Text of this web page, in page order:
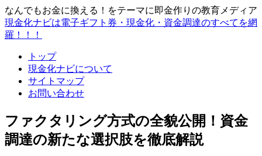
なんでもお金に換える！をテーマに即金作りの教育メディア
現金化ナビは電子ギフト券・現金化・資金調達のすべてを網
羅！！！
トップ
現金化ナビについて
サイトマップ
お問い合わせ
ファクタリング方式の全貌公開！資金
調達の新たな選択肢を徹底解説